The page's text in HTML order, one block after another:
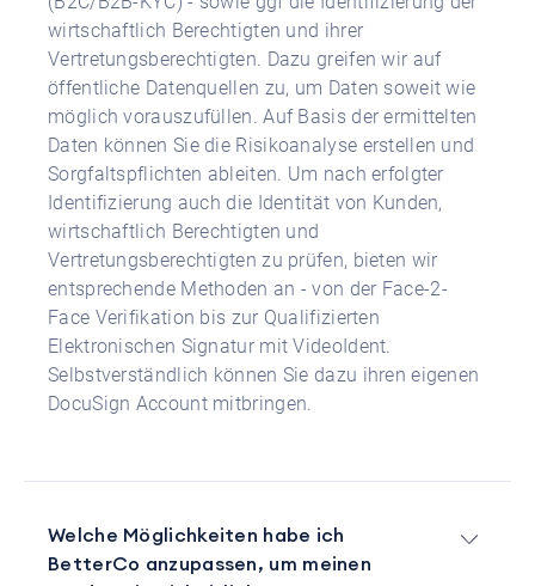
wirtschaftlich Berechtigten und ihrer
Vertretungsberechtigten. Dazu greifen wir auf
öffentliche Datenquellen zu, um Daten soweit wie
möglich vorauszufüllen. Auf Basis der ermittelten
Daten können Sie die Risikoanalyse erstellen und
Sorgfaltspflichten ableiten. Um nach erfolgter
Identifizierung auch die Identität von Kunden,
wirtschaftlich Berechtigten und
Vertretungsberechtigten zu prüfen, bieten wir
entsprechende Methoden an - von der Face-2-
Face Verifikation bis zur Qualifizierten
Elektronischen Signatur mit VideoIdent.
Selbstverständlich können Sie dazu ihren eigenen
DocuSign Account mitbringen.
Welche Möglichkeiten habe ich
BetterCo anzupassen, um meinen